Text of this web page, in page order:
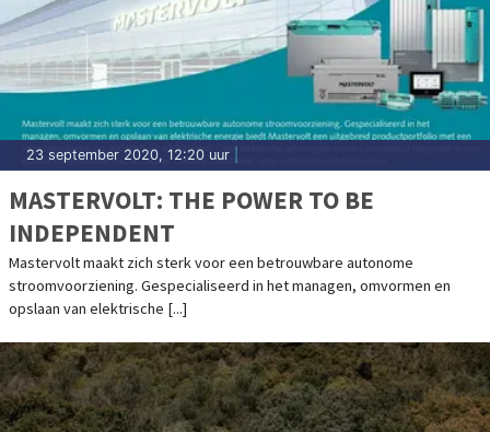
23 september 2020, 12:20 uur
MASTERVOLT: THE POWER TO BE
INDEPENDENT
Mastervolt maakt zich sterk voor een betrouwbare autonome
stroomvoorziening. Gespecialiseerd in het managen, omvormen en
opslaan van elektrische [...]